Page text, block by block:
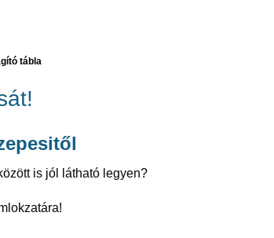
tábla
is jól látható legyen?